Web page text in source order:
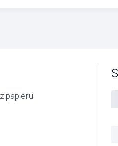
papieru